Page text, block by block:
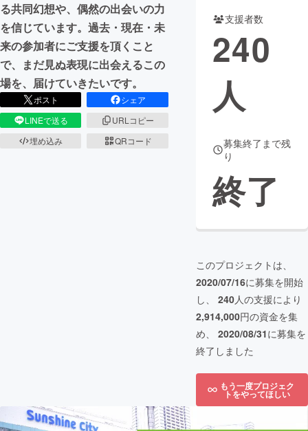
る共同幻想や、偶然の出会いの力
を信じています。過去・現在・未
来の参加者にご支援を頂くこと
で、まだ見ぬ表現に出会えるこの
場を、届けていきたいです。
ポスト
シェア
LINEで送る
URLコピー
埋め込み
QRコード
支援者数
240
人
募集終了まで残
り
終了
このプロジェクトは、
2020/07/16に募集を開始
し、 240人の支援により
2,914,000円の資金を集
め、 2020/08/31に募集を
終了しました
もう一度プロジェク
トをやってほしい